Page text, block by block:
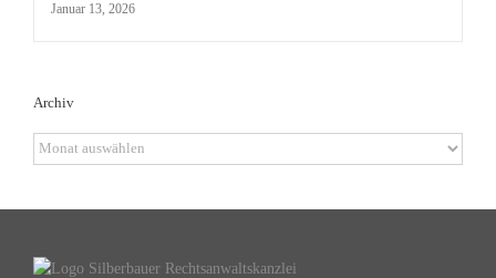
Januar 13, 2026
Archiv
Archiv